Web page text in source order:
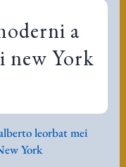
a
new York
leorbat mei
York